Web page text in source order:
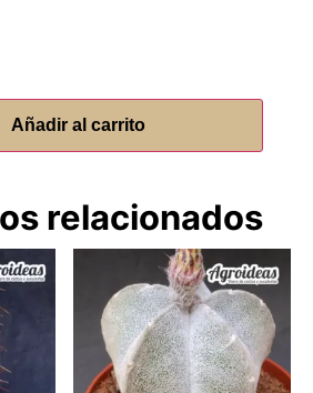
Añadir al carrito
relacionados